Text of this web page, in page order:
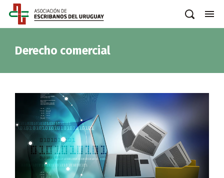
Derecho comercial